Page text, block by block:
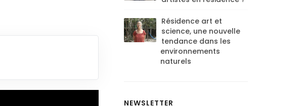
Résidence art et
science, une nouvelle
tendance dans les
environnements
naturels
NEWSLETTER